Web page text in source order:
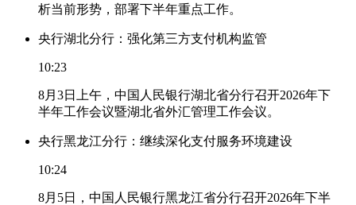
析当前形势，部署下半年重点工作。
央行湖北分行：强化第三方支付机构监管
10:23
8月3日上午，中国人民银行湖北省分行召开2026年下
半年工作会议暨湖北省外汇管理工作会议。
央行黑龙江分行：继续深化支付服务环境建设
10:24
8月5日，中国人民银行黑龙江省分行召开2026年下半